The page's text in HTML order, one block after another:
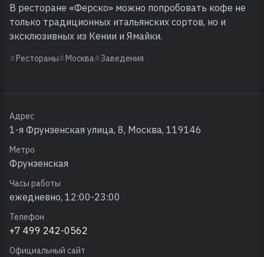
В ресторане «Ферско» можно попробовать кофе не
только традиционных итальянских сортов, но и
эксклюзивных из Кении и Ямайки.
Рестораны Москва Заведения
Адрес
1-я Фрунзенская улица, 8, Москва, 119146
Метро
Фрунзенская
Часы работы
ежедневно, 12:00-23:00
Телефон
+7 499 242-0562
Официальный сайт